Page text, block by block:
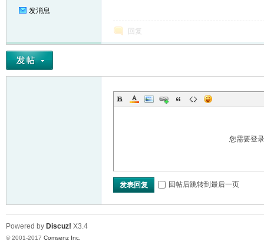
发消息
回复
您需要登
发表回复 回帖后跳转到最后一页
Powered by Discuz! X3.4
© 2001-2017 Comsenz Inc.